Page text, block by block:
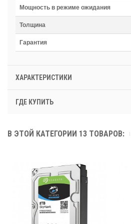
Мощность в режиме ожидания
Толщина
Гарантия
ХАРАКТЕРИСТИКИ
ГДЕ КУПИТЬ
В ЭТОЙ КАТЕГОРИИ 13 ТОВАРОВ: